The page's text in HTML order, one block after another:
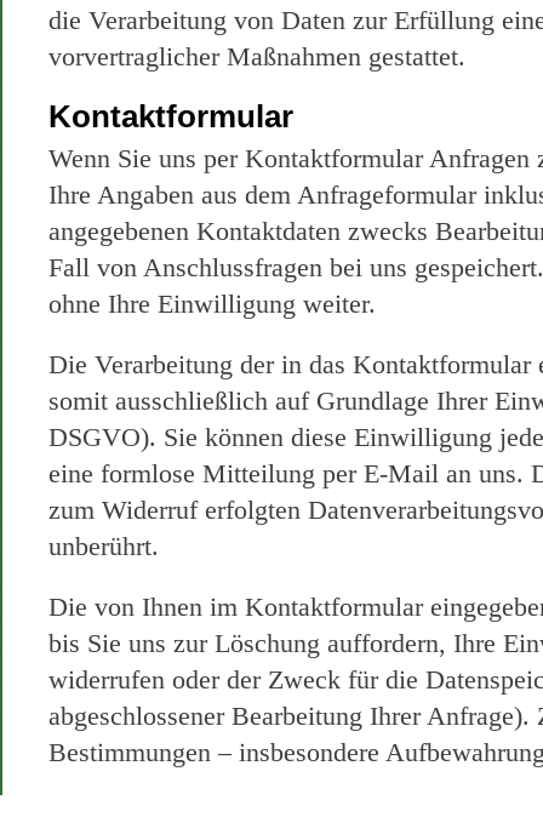
die Verarbeitung von Daten zur Erfüllung
vorvertraglicher Maßnahmen gestattet.
Kontaktformular
Wenn Sie uns per Kontaktformular Anfragen
Ihre Angaben aus dem Anfrageformular
angegebenen Kontaktdaten zwecks
Fall von Anschlussfragen bei uns
ohne Ihre Einwilligung weiter.
Die Verarbeitung der in das Kontaktformular
somit ausschließlich auf Grundlage Ihrer
DSGVO). Sie können diese Einwilligung
eine formlose Mitteilung per E-Mail an uns.
zum Widerruf erfolgten
unberührt.
Die von Ihnen im Kontaktformular
bis Sie uns zur Löschung auffordern, Ihre
widerrufen oder der Zweck für die
abgeschlossener Bearbeitung Ihrer Anfrage).
Bestimmungen – insbesondere